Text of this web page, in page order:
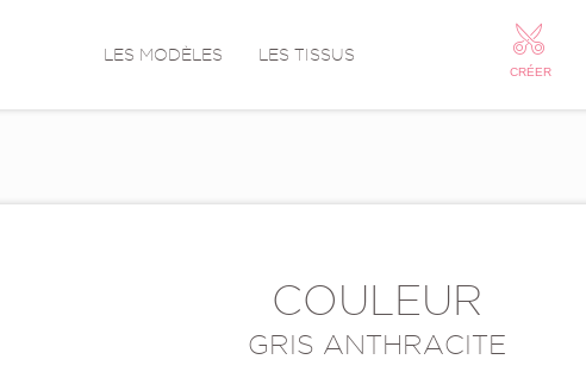
LES MODÈLES LES TISSUS
CRÉER
COULEUR
GRIS ANTHRACITE